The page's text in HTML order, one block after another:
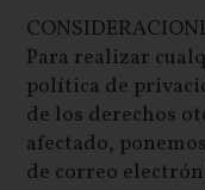
Para realizar
política de
de los derechos
afectado,
de correo